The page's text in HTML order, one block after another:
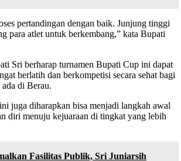
pertandingan dengan baik. Junjung tinggi
para atlet untuk berkembang,” kata Bupati
Sri berharap turnamen Bupati Cup ini dapat
berlatih dan berkompetisi secara sehat bagi
di Berau.
juga diharapkan bisa menjadi langkah awal
diri menuju kejuaraan di tingkat yang lebih
Fasilitas Publik, Sri Juniarsih